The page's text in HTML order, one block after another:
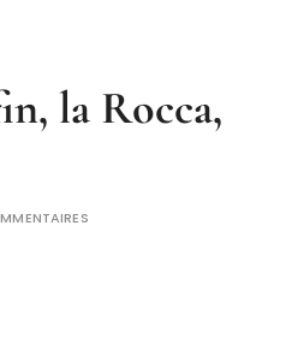
la Rocca,